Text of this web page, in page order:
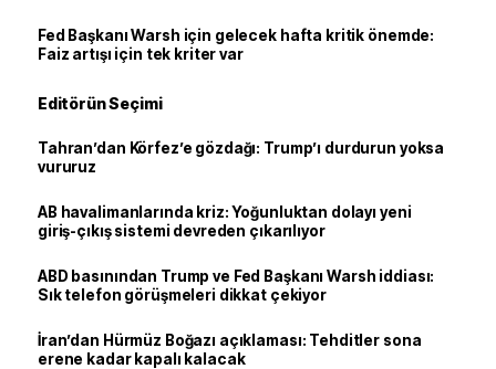
Fed Başkanı Warsh için gelecek hafta kritik önemde:
Faiz artışı için tek kriter var
Editörün Seçimi
Tahran’dan Körfez’e gözdağı: Trump’ı durdurun yoksa
vururuz
AB havalimanlarında kriz: Yoğunluktan dolayı yeni
giriş-çıkış sistemi devreden çıkarılıyor
ABD basınından Trump ve Fed Başkanı Warsh iddiası:
Sık telefon görüşmeleri dikkat çekiyor
İran’dan Hürmüz Boğazı açıklaması: Tehditler sona
erene kadar kapalı kalacak